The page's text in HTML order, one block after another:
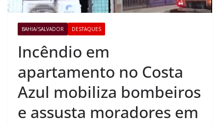
BAHIA/SALVADOR DESTAQUES
Incêndio em
apartamento no Costa
Azul mobiliza bombeiros
e assusta moradores em